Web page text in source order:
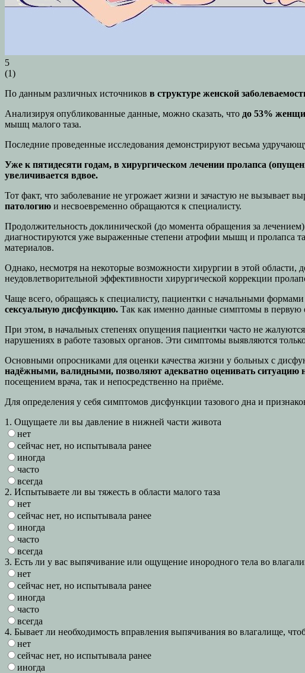
5
(1)
По данным различных источников в структуре женской
Анализируя опубликованные данные, можно сказать, что до 53%
мышц малого таза.
Последние проведенные исследования демонстрируют весьма
Уже к пятидесяти годам, в хирургическом лечении пролапса
увеличивается вдвое.
Тот факт, что заболевание не угрожает жизни и зачастую не вызывает
патологию и несвоевременно обращаются к специалисту.
Продолжительность доклинической (до момента обращения за
диагностируются уже выраженные степени атрофии мышц и пролапса
материалов.
Однако, несмотря на некоторые возможности хирургии в этой области,
неудовлетворительной эффективности хирургической коррекции
Чаще всего, обращаясь к специалисту, пациентки c начальными
сексуальную дисфункцию. Так как именно данные симптомы в первую
При этом, в начальных степенях опущения пациентки часто не
нарушениях в работе тазовых органов. Эти симптомы выявляются
Основными опросниками для оценки качества жизни у больных с
надёжными, валидными, позволяют адекватно оценивать ситуацию
посещением врача, так и непосредственно на приёме.
Для определения у себя симптомов дисфункции тазового дна и
1. Ощущаете ли вы давление в нижней части живота
нет
сейчас нет, но испытывала ранее
иногда
часто
всегда
2. Испытываете ли вы тяжесть в области малого таза
нет
сейчас нет, но испытывала ранее
иногда
часто
всегда
3. Есть ли у вас выпячивание или ощущение инородного тела во
нет
сейчас нет, но испытывала ранее
иногда
часто
всегда
4. Бывает ли необходимость вправления выпячивания во влагалище,
нет
сейчас нет, но испытывала ранее
иногда